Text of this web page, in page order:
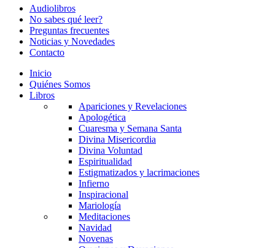
Audiolibros
No sabes qué leer?
Preguntas frecuentes
Noticias y Novedades
Contacto
Inicio
Quiénes Somos
Libros
Apariciones y Revelaciones
Apologética
Cuaresma y Semana Santa
Divina Misericordia
Divina Voluntad
Espiritualidad
Estigmatizados y lacrimaciones
Infierno
Inspiracional
Mariología
Meditaciones
Navidad
Novenas